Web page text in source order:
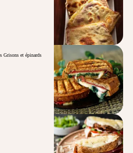
Grisons et épinards